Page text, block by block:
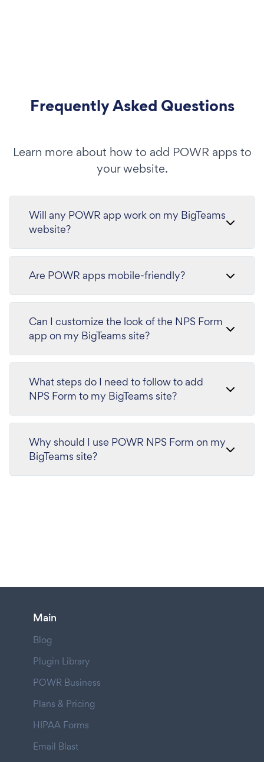
Frequently Asked Questions
Learn more about how to add POWR apps to
your website.
Will any POWR app work on my BigTeams
website?
Are POWR apps mobile-friendly?
Can I customize the look of the NPS Form
app on my BigTeams site?
What steps do I need to follow to add
NPS Form to my BigTeams site?
Why should I use POWR NPS Form on my
BigTeams site?
Main
Blog
Plugin Library
POWR Business
Plans & Pricing
HIPAA Forms
Email Blast